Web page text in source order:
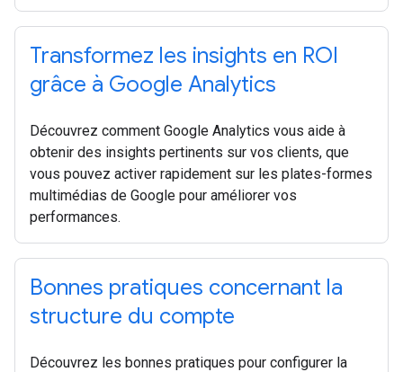
Transformez les insights en ROI
grâce à Google Analytics
Découvrez comment Google Analytics vous aide à
obtenir des insights pertinents sur vos clients, que
vous pouvez activer rapidement sur les plates-formes
multimédias de Google pour améliorer vos
performances.
Bonnes pratiques concernant la
structure du compte
Découvrez les bonnes pratiques pour configurer la